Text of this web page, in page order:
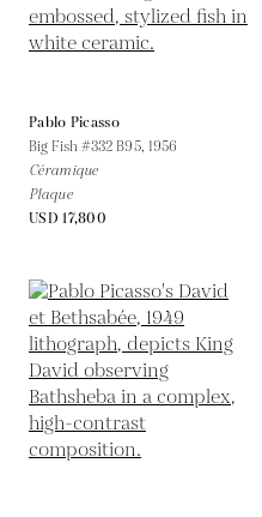
Pablo Picasso
Big Fish #332 B95, 1956
Céramique
Plaque
USD 17,800